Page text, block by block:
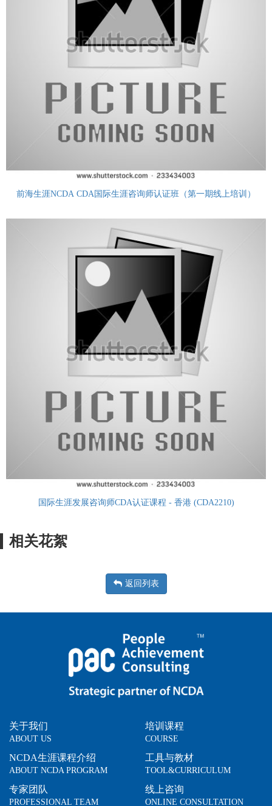
前海生涯NCDA CDA国际生涯咨询师认证班（第一期线上培训）
国际生涯发展咨询师CDA认证课程 - 香港 (CDA2210)
相关花絮
返回列表
关于我们
ABOUT US
NCDA生涯课程介绍
ABOUT NCDA PROGRAM
专家团队
PROFESSIONAL TEAM
培训课程
COURSE
工具与教材
TOOL&CURRICULUM
线上咨询
ONLINE CONSULTATION